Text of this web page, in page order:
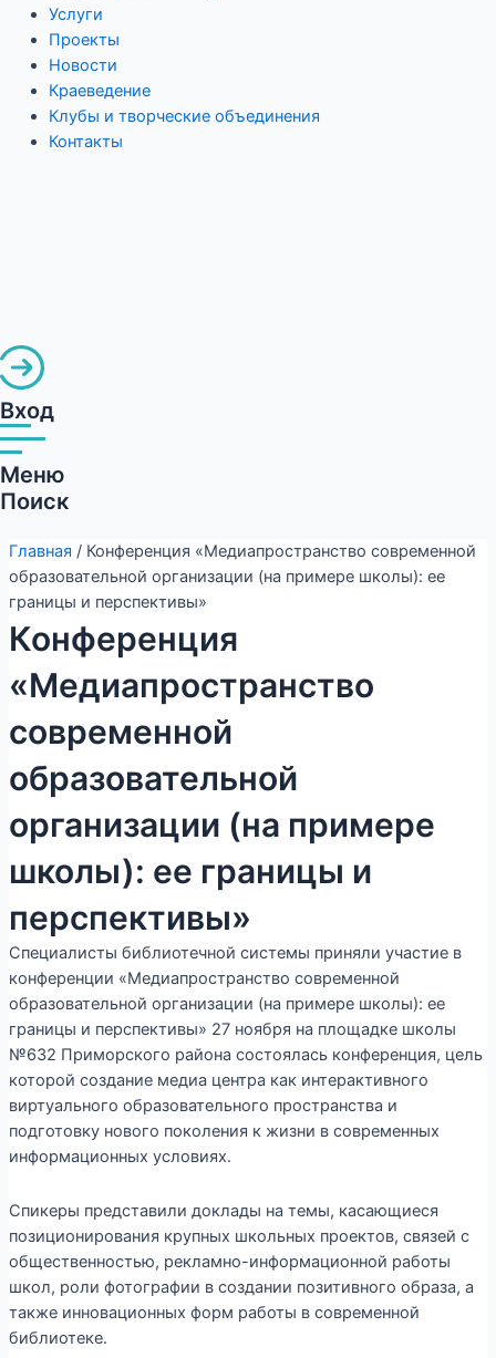
Услуги
Проекты
Новости
Краеведение
Клубы и творческие объединения
Контакты
Вход
Меню
Поиск
Главная / Конференция «Медиапространство современной
образовательной организации (на примере школы): ее
границы и перспективы»
Конференция
«Медиапространство
современной
образовательной
организации (на примере
школы): ее границы и
перспективы»
Специалисты библиотечной системы приняли участие в
конференции «Медиапространство современной
образовательной организации (на примере школы): ее
границы и перспективы» 27 ноября на площадке школы
№632 Приморского района состоялась конференция, цель
которой создание медиа центра как интерактивного
виртуального образовательного пространства и
подготовку нового поколения к жизни в современных
информационных условиях.
Спикеры представили доклады на темы, касающиеся
позиционирования крупных школьных проектов, связей с
общественностью, рекламно-информационной работы
школ, роли фотографии в создании позитивного образа, а
также инновационных форм работы в современной
библиотеке.